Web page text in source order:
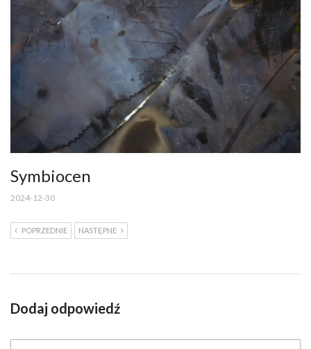
Symbiocen
2024-12-30
POPRZEDNIE NASTĘPNE
Dodaj odpowiedź